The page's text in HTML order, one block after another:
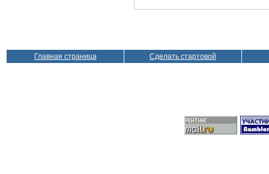
Главная страница Сделать стартовой